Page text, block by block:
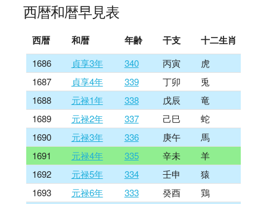
西暦和暦早見表
西暦 和暦 年齢 干支 十二生肖
1686 貞享3年 340 丙寅
虎
1687
貞享4年 339 丁卯
兎
1688
元禄1年 338 戊辰
竜
1689
元禄2年 337 己巳
蛇
1690
元禄3年 336 庚午
馬
1691
元禄4年 335 辛未
羊
1692
元禄5年 334 壬申
猿
1693
元禄6年 333 癸酉
鶏